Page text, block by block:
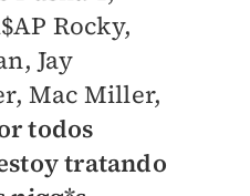
Rocky,
Jay
Mac Miller,
todos
tratando